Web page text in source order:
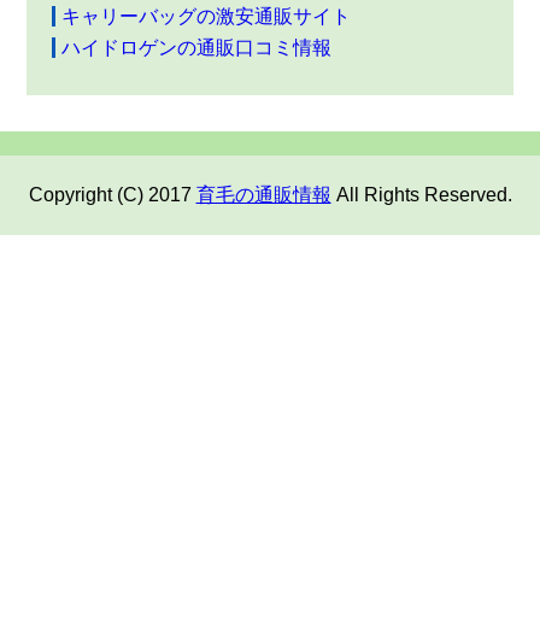
キャリーバッグの激安通販サイト
ハイドロゲンの通販口コミ情報
Copyright (C) 2017 育毛の通販情報 All Rights Reserved.